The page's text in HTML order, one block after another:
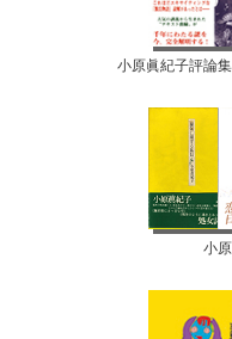
小原眞紀子評論
小